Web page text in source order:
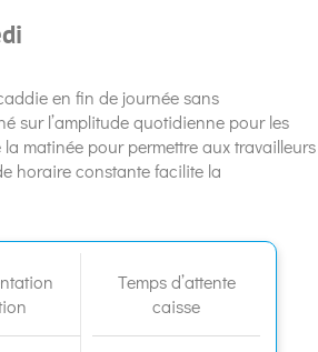
en fin de journée sans
sur l’amplitude quotidienne pour les
matinée pour permettre aux travailleurs
horaire constante facilite la
Temps d’attente
caisse